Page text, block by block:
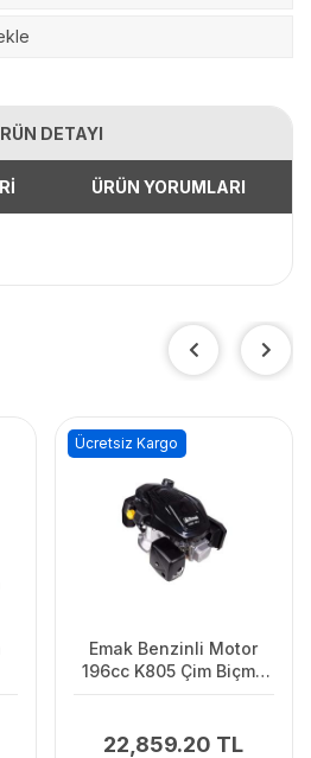
DETAYI
ÜRÜN YORUMLARI
Emak Benzinli Motor
196cc K805 Çim Biçme
22,859.20 TL
Ücretsiz Kargo